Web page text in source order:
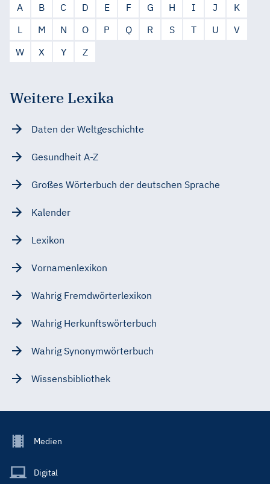
A B C D E F G H I J
K
L
M N O P Q R S T U
V
W
X Y Z
Weitere Lexika
Daten der Weltgeschichte
Gesundheit A-Z
Großes Wörterbuch der deutschen Sprache
Kalender
Lexikon
Vornamenlexikon
Wahrig Fremdwörterlexikon
Wahrig Herkunftswörterbuch
Wahrig Synonymwörterbuch
Wissensbibliothek
Footer
Main
Medien
Digital